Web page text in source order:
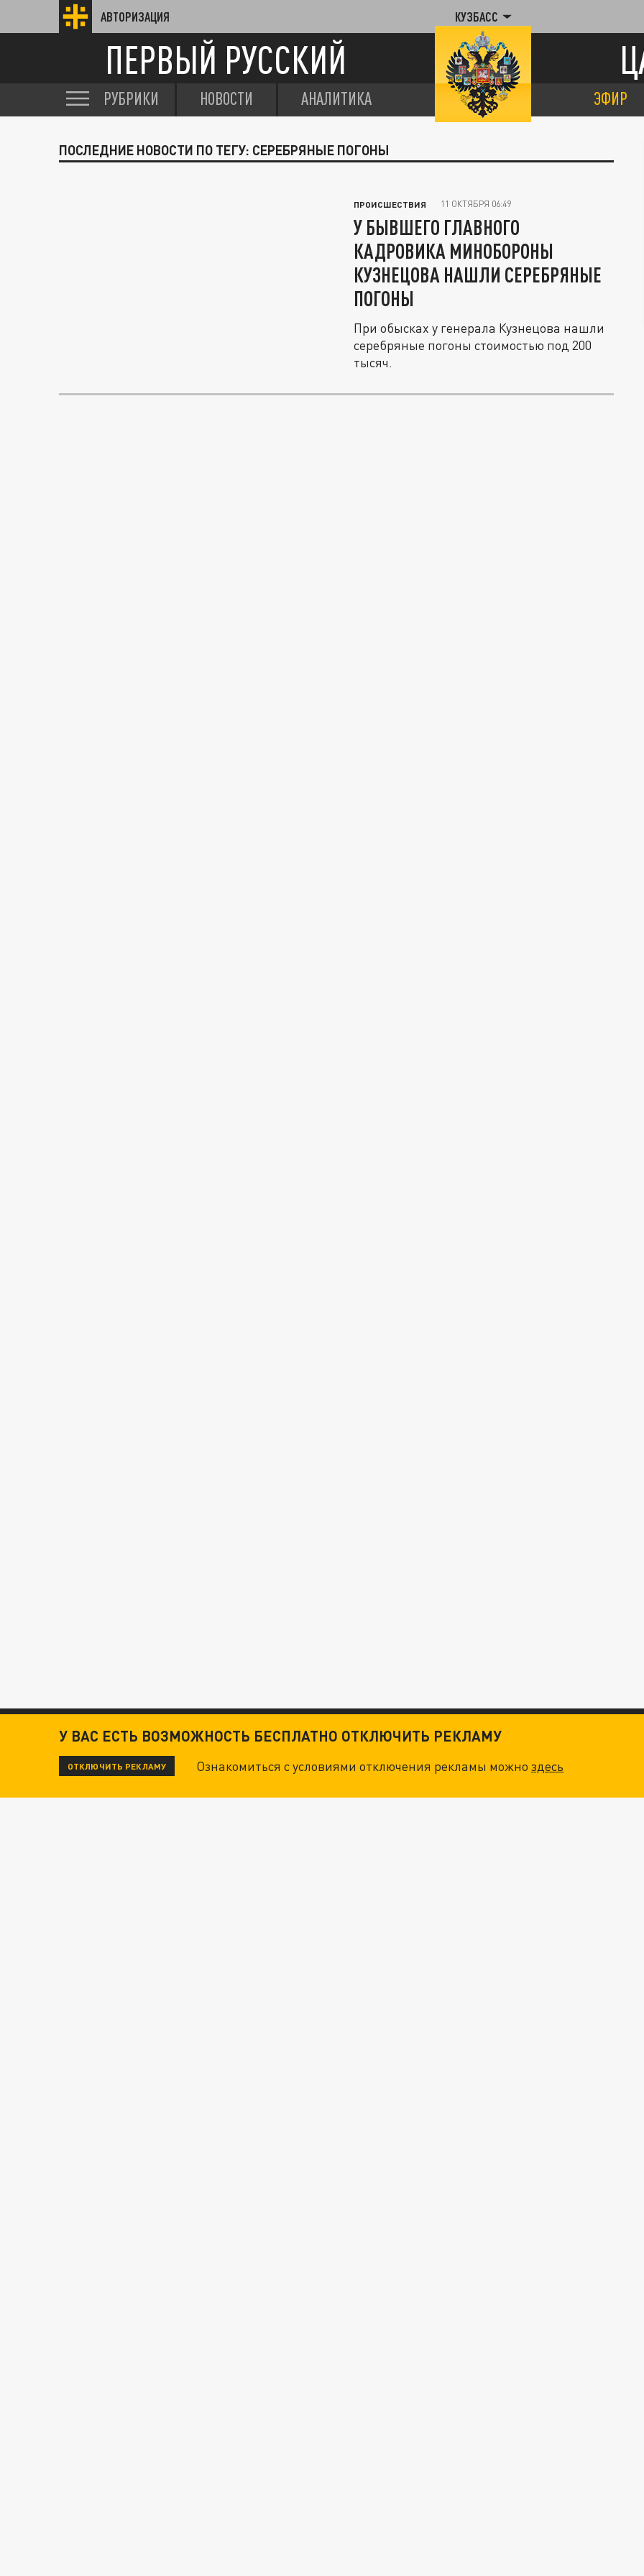
АВТОРИЗАЦИЯ КУЗБАСС
ПЕРВЫЙ РУССКИЙ
РУБРИКИ НОВОСТИ АНАЛИТИКА ЭФИР
ПОСЛЕДНИЕ НОВОСТИ ПО ТЕГУ: СЕРЕБРЯНЫЕ ПОГОНЫ
ПРОИСШЕСТВИЯ 11 ОКТЯБРЯ 06:49
У БЫВШЕГО ГЛАВНОГО
КАДРОВИКА МИНОБОРОНЫ
КУЗНЕЦОВА НАШЛИ СЕРЕБРЯНЫЕ
ПОГОНЫ
При обысках у генерала Кузнецова нашли
серебряные погоны стоимостью под 200
тысяч.
У ВАС ЕСТЬ ВОЗМОЖНОСТЬ БЕСПЛАТНО ОТКЛЮЧИТЬ РЕКЛАМУ
ОТКЛЮЧИТЬ РЕКЛАМУ Ознакомиться с условиями отключения рекламы можноздесь